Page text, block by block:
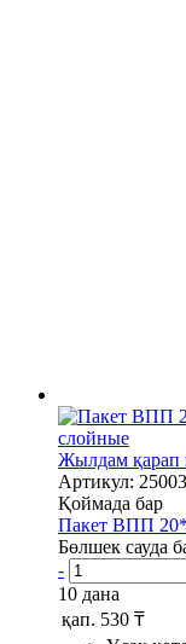
Жылдам
Артикул:
Қоймада бар
Пакет ВПП
Бөлшек сауда
-
10 дана
қап. 530 ₸